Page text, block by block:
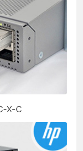
X-C